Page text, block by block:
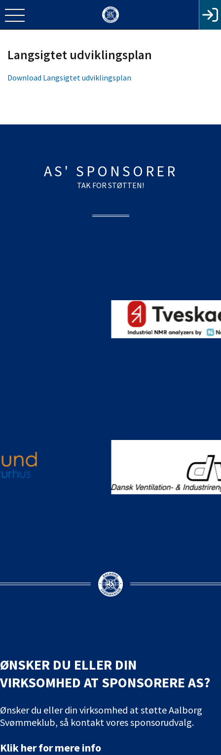
Langsigtet udviklingsplan
Download Langsigtet udviklingsplan
AS' SPONSORER
TAK FOR STØTTEN!
ØNSKER DU ELLER DIN
VIRKSOMHED AT SPONSORERE AS?
Ønsker du eller din virksomhed at støtte Aalborg
Svømmeklub, så kontakt vores sponsorudvalg.
Klik her for mere info